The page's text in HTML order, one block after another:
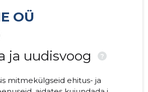
OÜ
ja uudisvoog ?
mitmekülgseid ehitus- ja